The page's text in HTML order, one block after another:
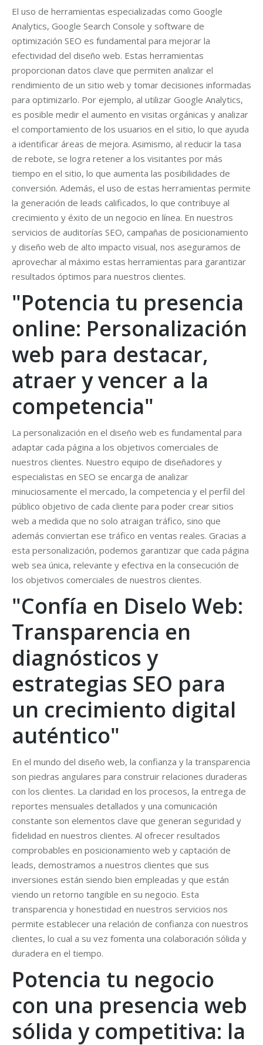
El uso de herramientas especializadas como Google
Analytics, Google Search Console y software de
optimización SEO es fundamental para mejorar la
efectividad del diseño web. Estas herramientas
proporcionan datos clave que permiten analizar el
rendimiento de un sitio web y tomar decisiones informadas
para optimizarlo. Por ejemplo, al utilizar Google Analytics,
es posible medir el aumento en visitas orgánicas y analizar
el comportamiento de los usuarios en el sitio, lo que ayuda
a identificar áreas de mejora. Asimismo, al reducir la tasa
de rebote, se logra retener a los visitantes por más
tiempo en el sitio, lo que aumenta las posibilidades de
conversión. Además, el uso de estas herramientas permite
la generación de leads calificados, lo que contribuye al
crecimiento y éxito de un negocio en línea. En nuestros
servicios de auditorías SEO, campañas de posicionamiento
y diseño web de alto impacto visual, nos aseguramos de
aprovechar al máximo estas herramientas para garantizar
resultados óptimos para nuestros clientes.
"Potencia tu presencia
online: Personalización
web para destacar,
atraer y vencer a la
competencia"
La personalización en el diseño web es fundamental para
adaptar cada página a los objetivos comerciales de
nuestros clientes. Nuestro equipo de diseñadores y
especialistas en SEO se encarga de analizar
minuciosamente el mercado, la competencia y el perfil del
público objetivo de cada cliente para poder crear sitios
web a medida que no solo atraigan tráfico, sino que
además conviertan ese tráfico en ventas reales. Gracias a
esta personalización, podemos garantizar que cada página
web sea única, relevante y efectiva en la consecución de
los objetivos comerciales de nuestros clientes.
"Confía en Diselo Web:
Transparencia en
diagnósticos y
estrategias SEO para
un crecimiento digital
auténtico"
En el mundo del diseño web, la confianza y la transparencia
son piedras angulares para construir relaciones duraderas
con los clientes. La claridad en los procesos, la entrega de
reportes mensuales detallados y una comunicación
constante son elementos clave que generan seguridad y
fidelidad en nuestros clientes. Al ofrecer resultados
comprobables en posicionamiento web y captación de
leads, demostramos a nuestros clientes que sus
inversiones están siendo bien empleadas y que están
viendo un retorno tangible en su negocio. Esta
transparencia y honestidad en nuestros servicios nos
permite establecer una relación de confianza con nuestros
clientes, lo cual a su vez fomenta una colaboración sólida y
duradera en el tiempo.
Potencia tu negocio
con una presencia web
sólida y competitiva: la